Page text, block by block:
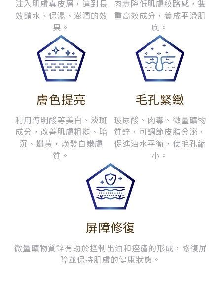
注入肌膚真皮層，達到長
效鎖水、保濕、澎潤的效
果。
肉毒降低肌膚紋路感，雙
重高效成分，養成平滑肌
底。
膚色提亮
利用傳明酸等美白、淡斑
成分，改善肌膚粗糙、暗
沉、蠟黃，煥發白嫩膚
質。
毛孔緊緻
玻尿酸、肉毒、微量礦物
質鋅，可調節皮脂分泌，
促進油水平衡，使毛孔縮
小。
屏障修復
微量礦物質鋅有助於控制出油和痤瘡的形成，修復屏
障並保持肌膚的健康狀態。